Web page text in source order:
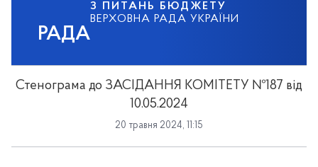
РАДА
З ПИТАНЬ БЮДЖЕТУ
ВЕРХОВНА РАДА УКРАЇНИ
Стенограма до ЗАСІДАННЯ КОМІТЕТУ №187 від
10.05.2024
20 травня 2024, 11:15